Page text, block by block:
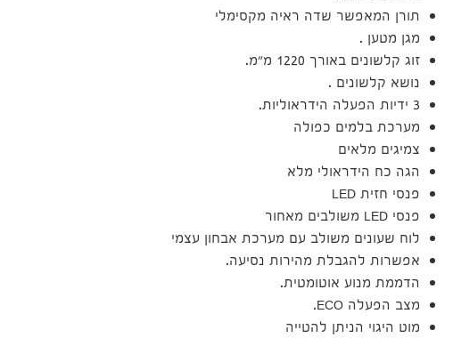
תורן המאפשר שדה ראיה מקסימלי
מגן מטען .
זוג קלשונים באורך 1220 מ"מ.
נושא קלשונים .
3 ידיות הפעלה הידראוליות.
מערכת בלמים כפולה
צמיגים מלאים
הגה כח הידראולי מלא
פנסי חזית LED
פנסי LED משולבים מאחור
לוח שעונים משולב עם מערכת אבחון עצמי
אפשרות להגבלת מהירות נסיעה.
הדממת מנוע אוטומטית.
מצב הפעלה ECO.
מוט היגוי הניתן להטייה